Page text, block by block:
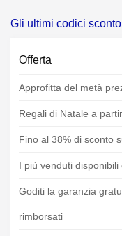
Gli ultimi codici
Offerta
Approfitta del metà
Regali di Natale a
Fino al 38% di sconto
I più venduti
Goditi la garanzia
rimborsati